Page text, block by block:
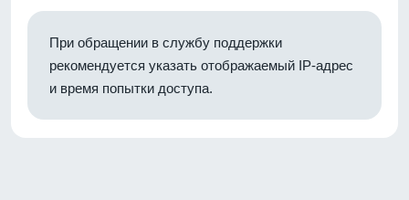
При обращении в службу поддержки
рекомендуется указать отображаемый IP-адрес
и время попытки доступа.